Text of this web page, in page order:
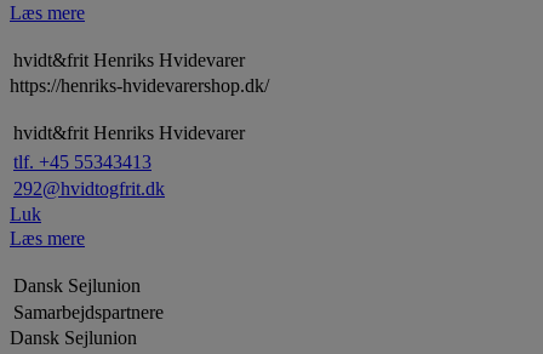
Læs mere
hvidt&frit Henriks Hvidevarer
https://henriks-hvidevarershop.dk/
hvidt&frit Henriks Hvidevarer
tlf. +45 55343413
292@hvidtogfrit.dk
Luk
Læs mere
Dansk Sejlunion
Samarbejdspartnere
Dansk Sejlunion